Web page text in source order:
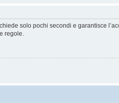
solo pochi secondi e garantisce
regole.